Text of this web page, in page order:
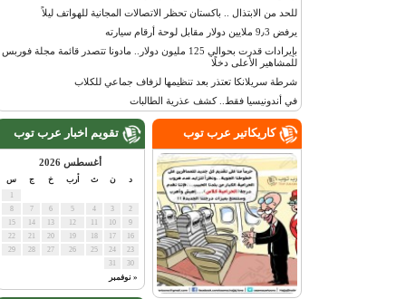
للحد من الابتذال .. باكستان تحظر الاتصالات المجانية للهواتف ليلاً
يرفض 9٫3 ملايين دولار مقابل لوحة أرقام سيارته
بإيرادات قدرت بحوالي 125 مليون دولار.. مادونا تتصدر قائمة مجلة فوربس
للمشاهير الأعلى دخلًا
شرطة سريلانكا تعتذر بعد تنظيمها لزفاف جماعي للكلاب
في أندونيسيا فقط.. كشف عذرية الطالبات
تقويم اخبار عرب توب
أغسطس 2026
أرب س
« نوفمبر
كاريكاتير عرب توب